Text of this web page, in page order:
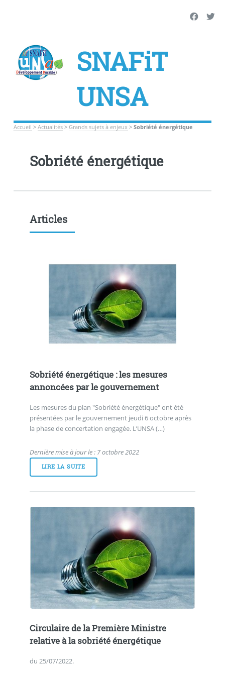
SNAFiT
UNSA
Accueil > Actualités> Grands sujets à enjeux > Sobriété énergétique
Sobriété énergétique
Articles
Sobriété énergétique : les mesures
annoncées par le gouvernement
Les mesures du plan "Sobriété énergétique" ont été
présentées par le gouvernement jeudi 6 octobre après
la phase de concertation engagée. L’UNSA (…)
Dernière mise à jour le : 7 octobre 2022
LIRE LA SUITE
Circulaire de la Première Ministre
relative à la sobriété énergétique
du 25/07/2022.